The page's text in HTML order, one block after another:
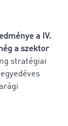
a IV.
a szektor
stratégiai